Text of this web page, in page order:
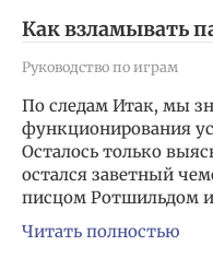
Как взламывать
Руководство по играм
По следам Итак, мы
функционирования
Осталось только
остался заветный
писцом Ротшильдом
Читать полностью